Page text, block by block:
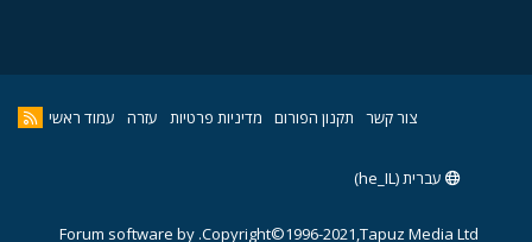
צור קשר תקנון הפורום מדיניות פרטיות עזרה עמוד ראשי
עברית (he_IL)
Copyright©1996-2021,Tapuz Media Ltd.
Forum software by